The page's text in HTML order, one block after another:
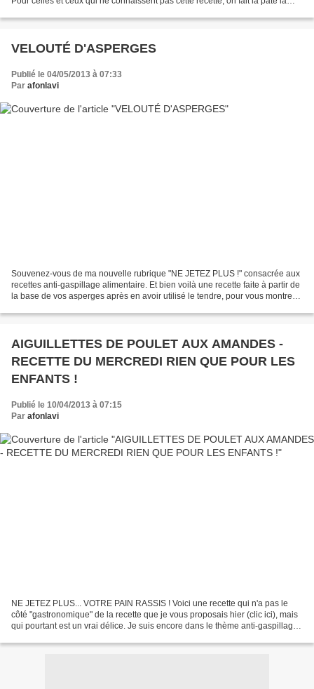
VELOUTÉ D'ASPERGES
Publié le 04/05/2013 à 07:33
Par afonlavi
Souvenez-vous de ma nouvelle rubrique "NE JETEZ PLUS !" consacrée aux
recettes anti-gaspillage alimentaire. Et bien voilà une recette faite à partir de
la base de vos asperges après en avoir utilisé le tendre, pour vous montrer
AIGUILLETTES DE POULET AUX AMANDES -
RECETTE DU MERCREDI RIEN QUE POUR LES
ENFANTS !
Publié le 10/04/2013 à 07:15
Par afonlavi
NE JETEZ PLUS... VOTRE PAIN RASSIS ! Voici une recette qui n'a pas le
côté "gastronomique" de la recette que je vous proposais hier (clic ici), mais
qui pourtant est un vrai délice. Je suis encore dans le thème anti-gaspillage